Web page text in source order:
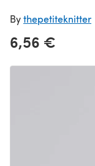
Bythepetiteknitter
6,56 €